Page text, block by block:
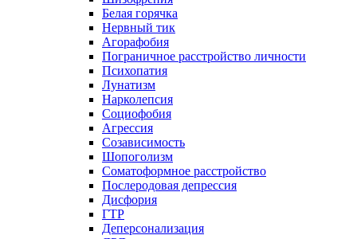
Белая горячка
Нервный тик
Агорафобия
Пограничное расстройство личности
Психопатия
Лунатизм
Нарколепсия
Социофобия
Агрессия
Созависимость
Шопоголизм
Соматоформное расстройство
Послеродовая депрессия
Дисфория
ГТР
Деперсонализация